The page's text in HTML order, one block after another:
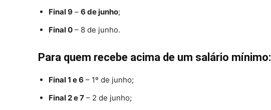
Final 9 – 6 de junho;
Final 0 – 8 de junho.
Para quem recebe acima de um salário mínimo:
Final 1 e 6 – 1º de junho;
Final 2 e 7 – 2 de junho;